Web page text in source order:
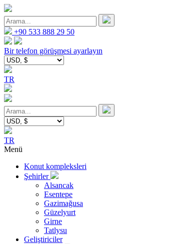
+90 533 888 29 50
Bir telefon görüşmesi ayarlayın
TR
TR
Menü
Konut kompleksleri
Şehirler
Alsancak
Esentepe
Gazimağusa
Güzelyurt
Girne
Tatlysu
Geliştiriciler